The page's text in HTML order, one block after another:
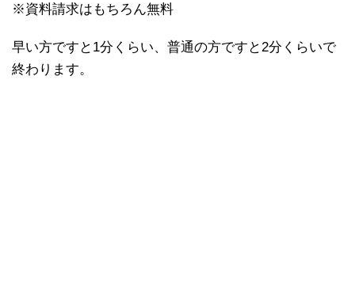
※資料請求はもちろん無料
早い方ですと1分くらい、普通の方ですと2分くらいで
終わります。